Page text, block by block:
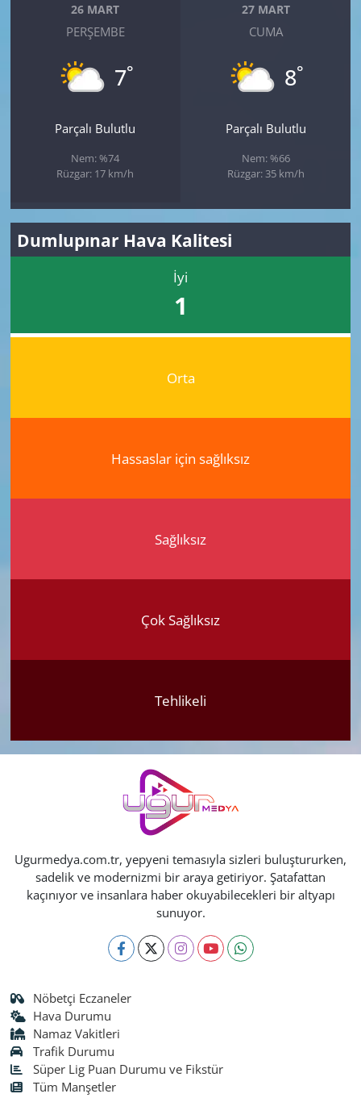
26 MART
PERŞEMBE
7°
Parçalı Bulutlu
Nem: %74
Rüzgar: 17 km/h
27 MART
CUMA
8°
Parçalı Bulutlu
Nem: %66
Rüzgar: 35 km/h
Dumlupınar Hava Kalitesi
İyi
1
Orta
Hassaslar için sağlıksız
Sağlıksız
Çok Sağlıksız
Tehlikeli
Ugurmedya.com.tr, yepyeni temasıyla sizleri buluştururken,
sadelik ve modernizmi bir araya getiriyor. Şatafattan
kaçınıyor ve insanlara haber okuyabilecekleri bir altyapı
sunuyor.
Nöbetçi Eczaneler
Hava Durumu
Namaz Vakitleri
Trafik Durumu
Süper Lig Puan Durumu ve Fikstür
Tüm Manşetler